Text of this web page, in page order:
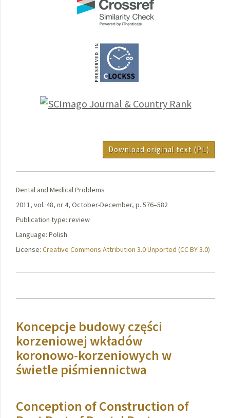
Download original text (PL)
Dental and Medical Problems
2011, vol. 48, nr 4, October-December, p. 576–582
Publication type: review
Language: Polish
License: Creative Commons Attribution 3.0 Unported (CC BY 3.0)
Koncepcje budowy części
korzeniowej wkładów
koronowo-korzeniowych w
świetle piśmiennictwa
Conception of Construction of